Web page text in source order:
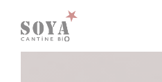
Personnalisation de vos choix en